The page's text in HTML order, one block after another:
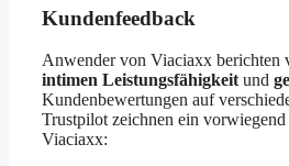
Kundenfeedback
Anwender von Viaciaxx berichten
intimen Leistungsfähigkeit und
Kundenbewertungen auf
Trustpilot zeichnen ein
Viaciaxx: